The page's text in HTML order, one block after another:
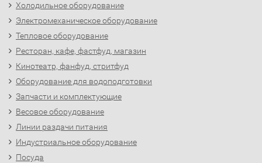
Холодильное оборудование
Электромеханическое оборудование
Тепловое оборудование
Ресторан, кафе, фастфуд, магазин
Кинотеатр, фанфуд, стритфуд
Оборудование для водоподготовки
Запчасти и комплектующие
Весовое оборудование
Линии раздачи питания
Индустриальное оборудование
Посуда